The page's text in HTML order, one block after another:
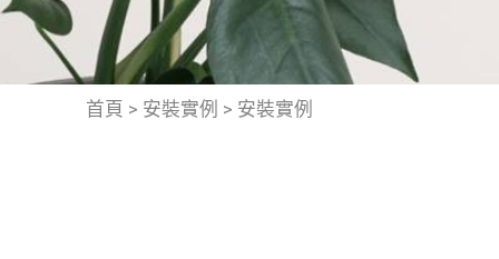
首頁 > 安裝實例 > 安裝實例